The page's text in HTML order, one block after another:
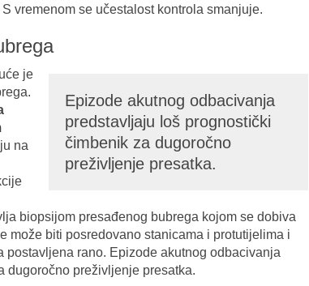
vremenom se učestalost kontrola smanjuje.
Epizode akutnog odbacivanja
predstavljaju loš prognostički
čimbenik za dugoročno
preživljenje presatka.
je
na
biopsijom presađenog bubrega kojom se dobiva
može biti posredovano stanicama i protutijelima i
rano. Epizode akutnog odbacivanja
dugoročno preživljenje presatka.